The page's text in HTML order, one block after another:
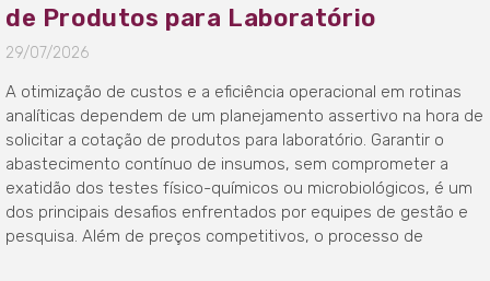
de Produtos para Laboratório
29/07/2026
A otimização de custos e a eficiência operacional em rotinas
analíticas dependem de um planejamento assertivo na hora de
solicitar a cotação de produtos para laboratório. Garantir o
abastecimento contínuo de insumos, sem comprometer a
exatidão dos testes físico-químicos ou microbiológicos, é um
dos principais desafios enfrentados por equipes de gestão e
pesquisa. Além de preços competitivos, o processo de